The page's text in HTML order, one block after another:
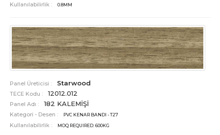
Kullanılabilirlik : 0.8MM
Panel Üreticisi : Starwood
TECE Kodu : 12012.012
Panel Adı : 182 KALEMİŞİ
Kategori - Desen : PVC KENAR BANDI - T27
Kullanılabilirlik : MOQ REQUIRED: 600KG